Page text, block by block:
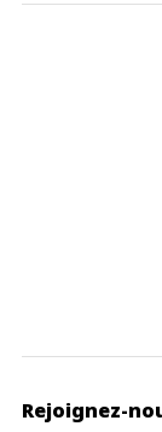
Rejoignez-